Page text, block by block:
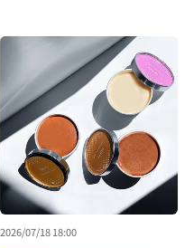
2026/07/18 18:00